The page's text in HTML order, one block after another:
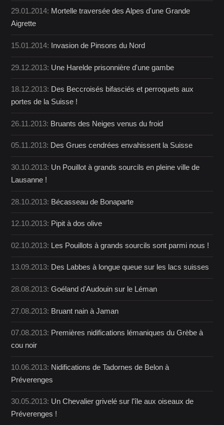
29.01.2014: Mortelle traversée des Alpes d'une Grande
Aigrette
15.01.2014: Invasion de Pinsons du Nord
29.12.2013: Une Harelde prisonnière d'une gambe
18.12.2013: Des Beccroisés bifasciés et perroquets aux
portes de la Suisse !
26.11.2013: Bruants des Neiges venus du froid
05.11.2013: Des Grues cendrées envahissent la Suisse
30.10.2013: Un Pouillot à grands sourcils en pleine ville de
Lausanne !
28.10.2013: Bécasseau de Bonaparte
12.10.2013: Pipit à dos olive
02.10.2013: Les Pouillots à grands sourcils sont parmi nous !
13.09.2013: Des Labbes à longue queue sur les lacs suisses
28.08.2013:Goéland d'Audouin sur le Léman
27.08.2013: Bruant nain à Jaman
07.08.2013: Premières nidifications lémaniques du Grèbe à
cou noir
10.06.2013: Nidifications de Tadornes de Belon à
Préverenges
30.05.2013: Un Chevalier grivelé sur l'île aux oiseaux de
Préverenges !